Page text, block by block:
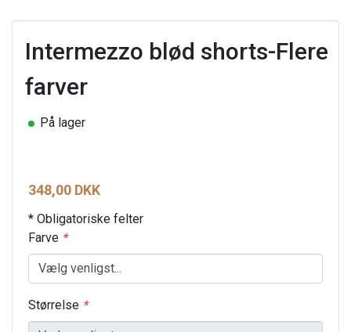
Intermezzo blød shorts-Flere
farver
På lager
348,00 DKK
* Obligatoriske felter
Farve *
Størrelse *